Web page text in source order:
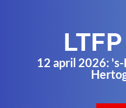
12 april 2026: